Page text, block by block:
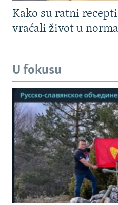
Kako su ratni
vraćali život u
U fokusu